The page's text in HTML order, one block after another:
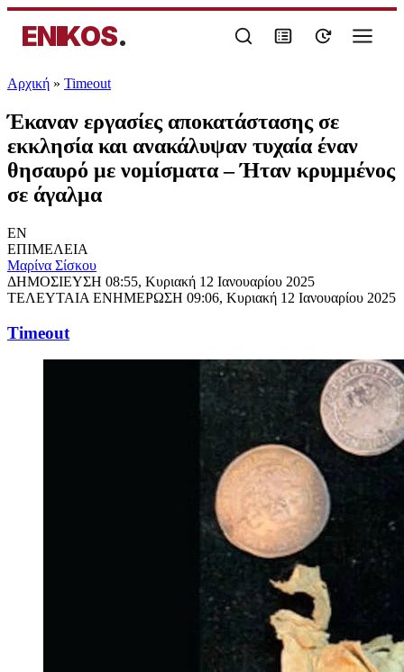
ENIKOS.
Αρχική » Timeout
Έκαναν εργασίες αποκατάστασης σε
εκκλησία και ανακάλυψαν τυχαία έναν
θησαυρό με νομίσματα – Ήταν κρυμμένος
σε άγαλμα
EN
ΕΠΙΜΕΛΕΙΑ
Μαρίνα Σίσκου
ΔΗΜΟΣΙΕΥΣΗ 08:55, Κυριακή 12 Ιανουαρίου 2025
ΤΕΛΕΥΤΑΙΑ ΕΝΗΜΕΡΩΣΗ 09:06, Κυριακή 12 Ιανουαρίου 2025
Timeout